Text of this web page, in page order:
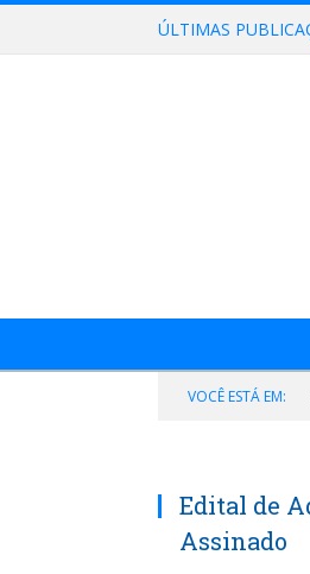
ÚLTIMAS
VOCÊ ESTÁ EM:
Edital de
Assinado